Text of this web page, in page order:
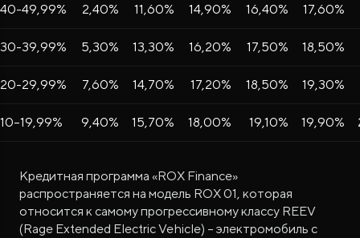
40-49,99% 2,40% 11,60% 14,90% 16,40% 17,60%
30-39,99% 5,30% 13,30% 16,20% 17,50% 18,50%
20-29,99% 7,60% 14,70% 17,20% 18,50% 19,30%
10–19,99% 9,40% 15,70% 18,00% 19,10% 19,90%
Кредитная программа «ROX Finance»
распространяется на модель ROX 01, которая
относится к самому прогрессивному классу REEV
(Rage Extended Electric Vehicle) – электромобиль с